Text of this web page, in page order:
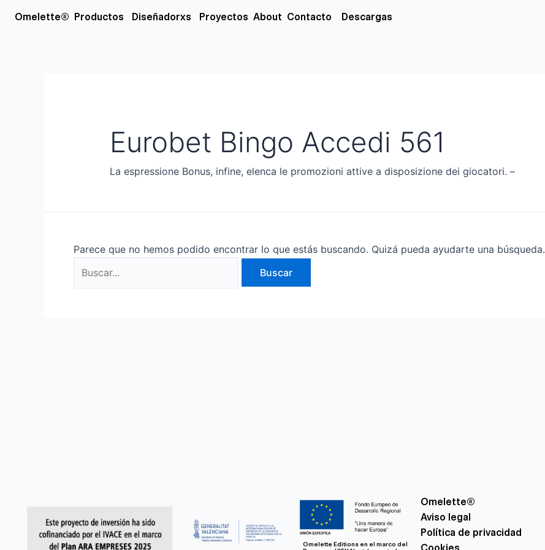
Omelette® Productos Open Productos
Diseñadorxs Open Diseñadorxs
Proyectos About Contacto Descargas
Eurobet Bingo Accedi 561
La espressione Bonus, infine, elenca le promozioni attive a disposizione dei giocatori. –
Parece que no hemos podido encontrar lo que estás buscando. Quizá pueda ayudarte una búsqueda.
por:
Omelette Editions en el marco del
Omelette®
Aviso legal
Política de privacidad